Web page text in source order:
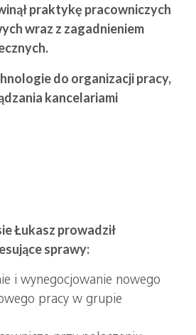
praktykę pracowniczych
wraz z zagadnieniem
do organizacji pracy,
kancelariami
Łukasz prowadził
sprawy:
i wynegocjowanie nowego
pracy w grupie